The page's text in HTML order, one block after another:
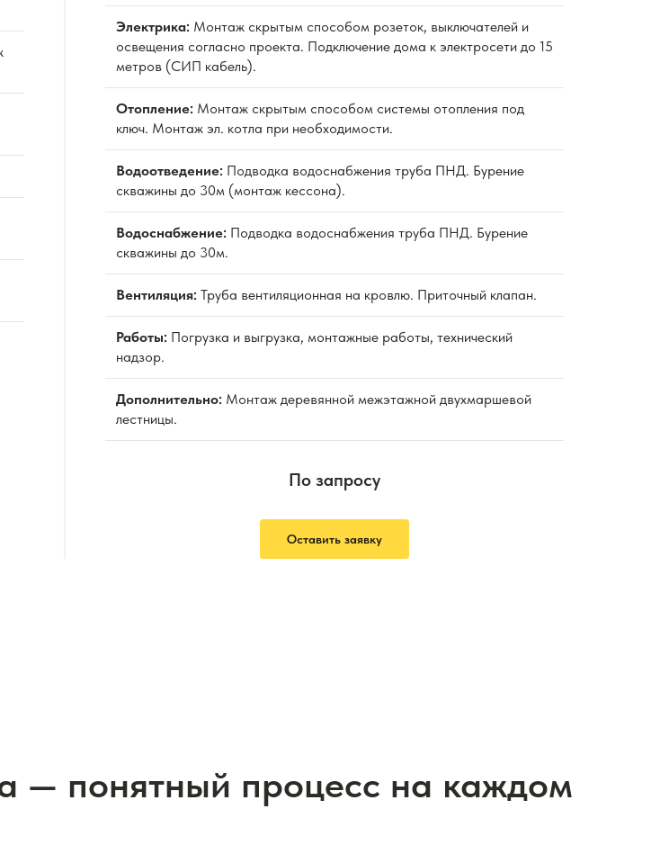
Электрика: Монтаж скрытым способом розеток, выключателей и
освещения согласно проекта. Подключение дома к электросети до 15
метров (СИП кабель).
Отопление: Монтаж скрытым способом системы отопления под
ключ. Монтаж эл. котла при необходимости.
Водоотведение: Подводка водоснабжения труба ПНД. Бурение
скважины до 30м (монтаж кессона).
Водоснабжение: Подводка водоснабжения труба ПНД. Бурение
скважины до 30м.
Вентиляция: Труба вентиляционная на кровлю. Приточный клапан.
Работы: Погрузка и выгрузка, монтажные работы, технический
надзор.
Дополнительно: Монтаж деревянной межэтажной двухмаршевой
лестницы.
По запросу
Оставить заявку
— понятный процесс на каждом